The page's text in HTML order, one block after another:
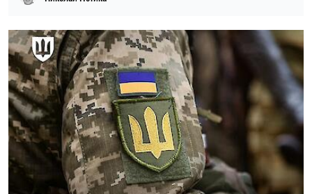
правила расчета будущей отсрочки
Ирина Де Люсто
ПОСЛЕДНИЕ НОВОСТИ
10:00
09.08.26
В Броварах две девочки получили удар
током на вокзале: одна в тяжелом
состоянии